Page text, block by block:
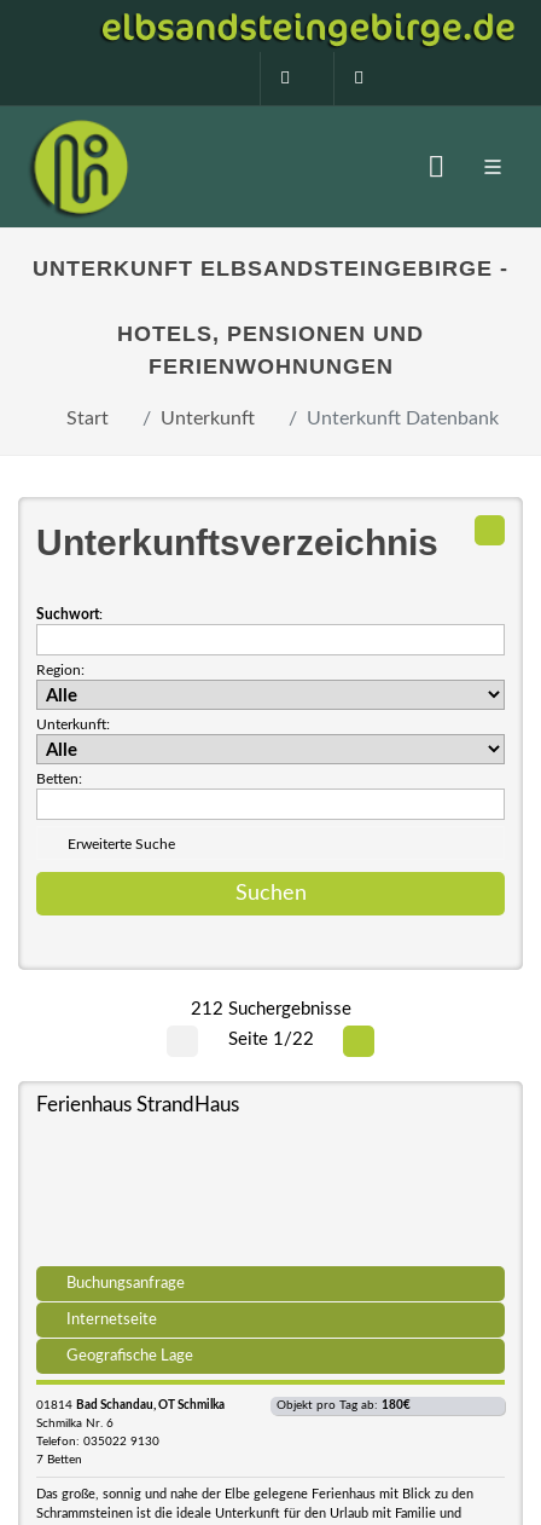
0160 99873408
UNTERKUNFT ELBSANDSTEINGEBIRGE -
HOTELS, PENSIONEN UND
FERIENWOHNUNGEN
Start Unterkunft Unterkunft Datenbank
Unterkunftsverzeichnis
Suchwort:
Region:
Unterkunft:
Betten:
Erweiterte Suche
212 Suchergebnisse
Seite 1/22
Ferienhaus StrandHaus
Buchungsanfrage
Internetseite
Geografische Lage
01814 Bad Schandau, OT Schmilka
Schmilka Nr. 6
Telefon: 035022 9130
7 Betten
Objekt pro Tag ab: 180€
Das große, sonnig und nahe der Elbe gelegene Ferienhaus mit Blick zu den
Schrammsteinen ist die ideale Unterkunft für den Urlaub mit Familie und